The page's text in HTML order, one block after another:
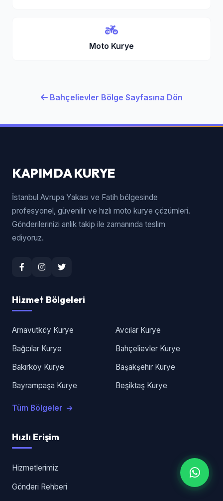
Moto Kurye
Bahçelievler Bölge Sayfasına Dön
KAPIMDA KURYE
İstanbul Avrupa Yakası ve Fatih bölgesinde
profesyonel, güvenilir ve hızlı moto kurye çözümleri.
Gönderilerinizi anlık takip ile zamanında teslim
ediyoruz.
Hizmet Bölgeleri
Arnavutköy Kurye
Avcılar Kurye
Bağcılar Kurye
Bahçelievler Kurye
Bakırköy Kurye
Başakşehir Kurye
Bayrampaşa Kurye
Beşiktaş Kurye
Tüm Bölgeler
Hızlı Erişim
Hizmetlerimiz
Gönderi Rehberi